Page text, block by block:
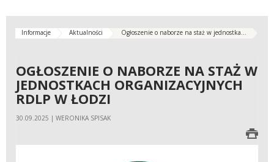
Informacje Aktualności Ogłoszenie o naborze na staż w jednostka...
OGŁOSZENIE O NABORZE NA STAŻ W
JEDNOSTKACH ORGANIZACYJNYCH
RDLP W ŁODZI
30.09.2025 | WERONIKA SPISAK